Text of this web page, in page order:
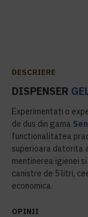
DESCRIERE
DISPENSER
Experimentati o
de dus din gama
functionalitatea
superioara datorita
mentinerea igienei
canistre de 5 litri,
economica.
OPINII